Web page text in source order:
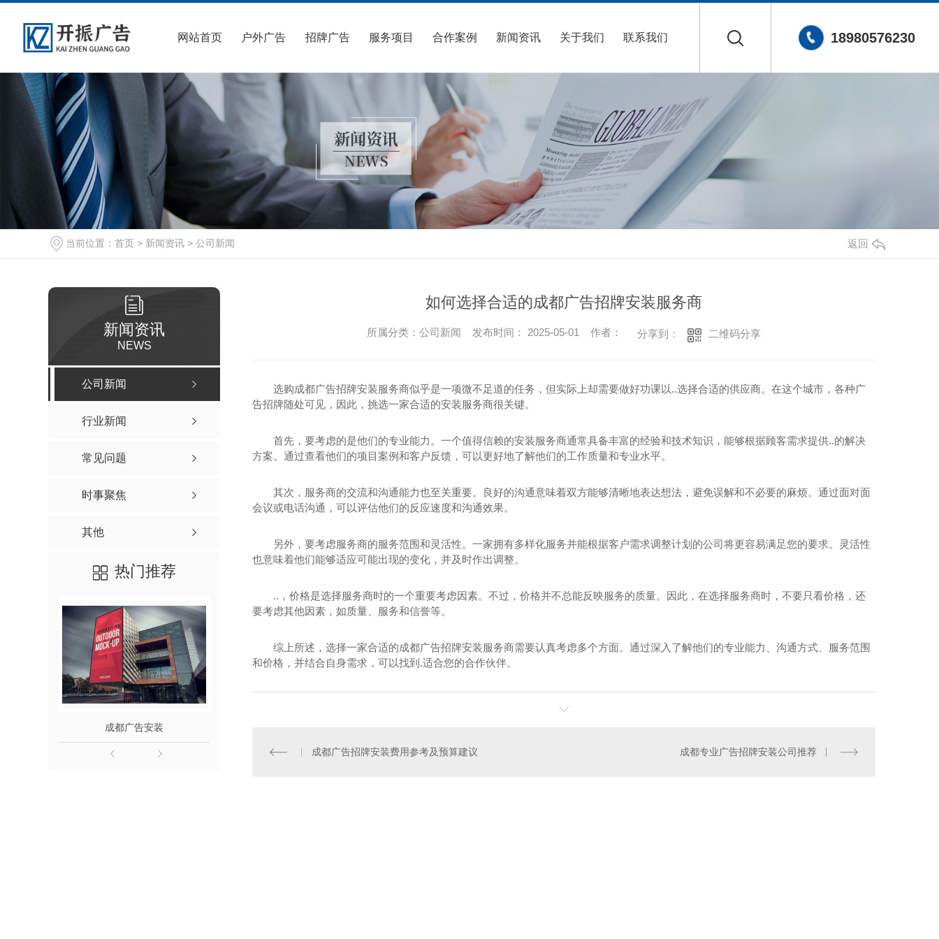
18980576230
网站首页 户外广告 招牌广告 服务项目 合作案例 新闻资讯 关于我们 联系我们
当前位置： 首页 > 新闻资讯 > 公司新闻 返回
新闻资讯
NEWS
公司新闻
行业新闻
常见问题
时事聚焦
其他
热门推荐
成都广告安装
如何选择合适的成都广告招牌安装服务商
所属分类：公司新闻 发布时间： 2025-05-01 作者： 分享到： 二维码分享
选购成都广告招牌安装服务商似乎是一项微不足道的任务，但实际上却需要做好功课以..选择合适的供应商。在这个城市，各种广
告招牌随处可见，因此，挑选一家合适的安装服务商很关键。
首先，要考虑的是他们的专业能力。一个值得信赖的安装服务商通常具备丰富的经验和技术知识，能够根据顾客需求提供..的解决
方案。通过查看他们的项目案例和客户反馈，可以更好地了解他们的工作质量和专业水平。
其次，服务商的交流和沟通能力也至关重要。良好的沟通意味着双方能够清晰地表达想法，避免误解和不必要的麻烦。通过面对面
会议或电话沟通，可以评估他们的反应速度和沟通效果。
另外，要考虑服务商的服务范围和灵活性。一家拥有多样化服务并能根据客户需求调整计划的公司将更容易满足您的要求。灵活性
也意味着他们能够适应可能出现的变化，并及时作出调整。
..，价格是选择服务商时的一个重要考虑因素。不过，价格并不总能反映服务的质量。因此，在选择服务商时，不要只看价格，还
要考虑其他因素，如质量、服务和信誉等。
综上所述，选择一家合适的成都广告招牌安装服务商需要认真考虑多个方面。通过深入了解他们的专业能力、沟通方式、服务范围
和价格，并结合自身需求，可以找到.适合您的合作伙伴。
成都广告招牌安装费用参考及预算建议 成都专业广告招牌安装公司推荐